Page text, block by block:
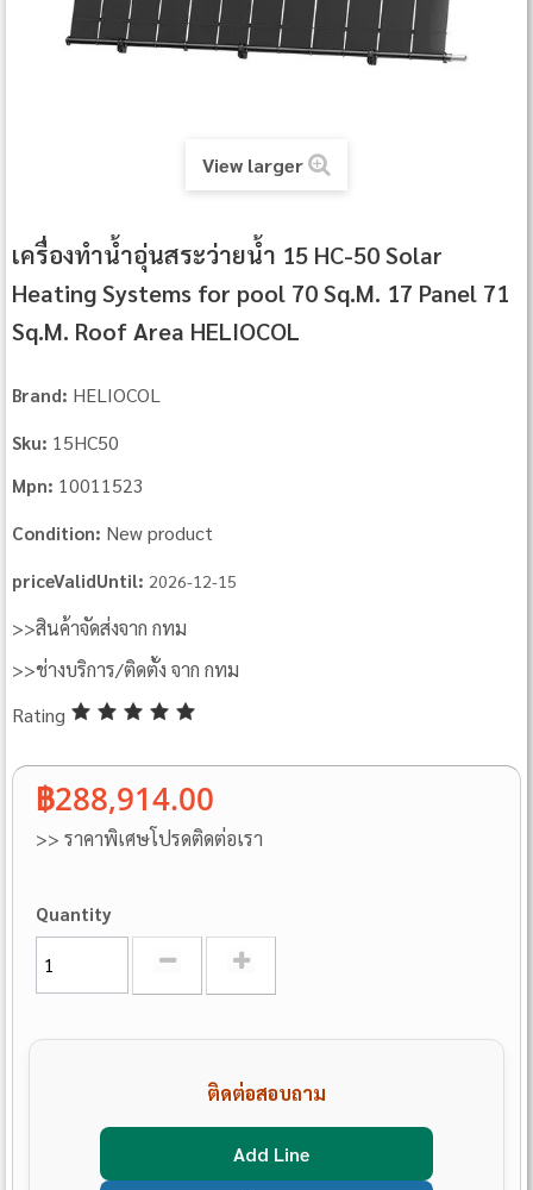
View larger
เครื่องทำน้ำอุ่นสระว่ายน้ำ 15 HC‐50 Solar
Heating Systems for pool 70 Sq.M. 17 Panel 71
Sq.M. Roof Area HELIOCOL
Brand: HELIOCOL
Sku: 15HC50
Mpn: 10011523
Condition: New product
priceValidUntil: 2026-12-15
>>สินค้าจัดส่งจาก กทม
>>ช่างบริการ/ติดตั้ง จาก กทม
Rating
฿288,914.00
>> ราคาพิเศษโปรดติดต่อเรา
Quantity
ติดต่อสอบถาม
Add Line